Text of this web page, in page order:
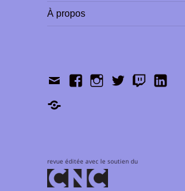
À propos
ContactFacebookInstagramTwitterTwitchLinkedIn
Shop
revue éditée avec le soutien du